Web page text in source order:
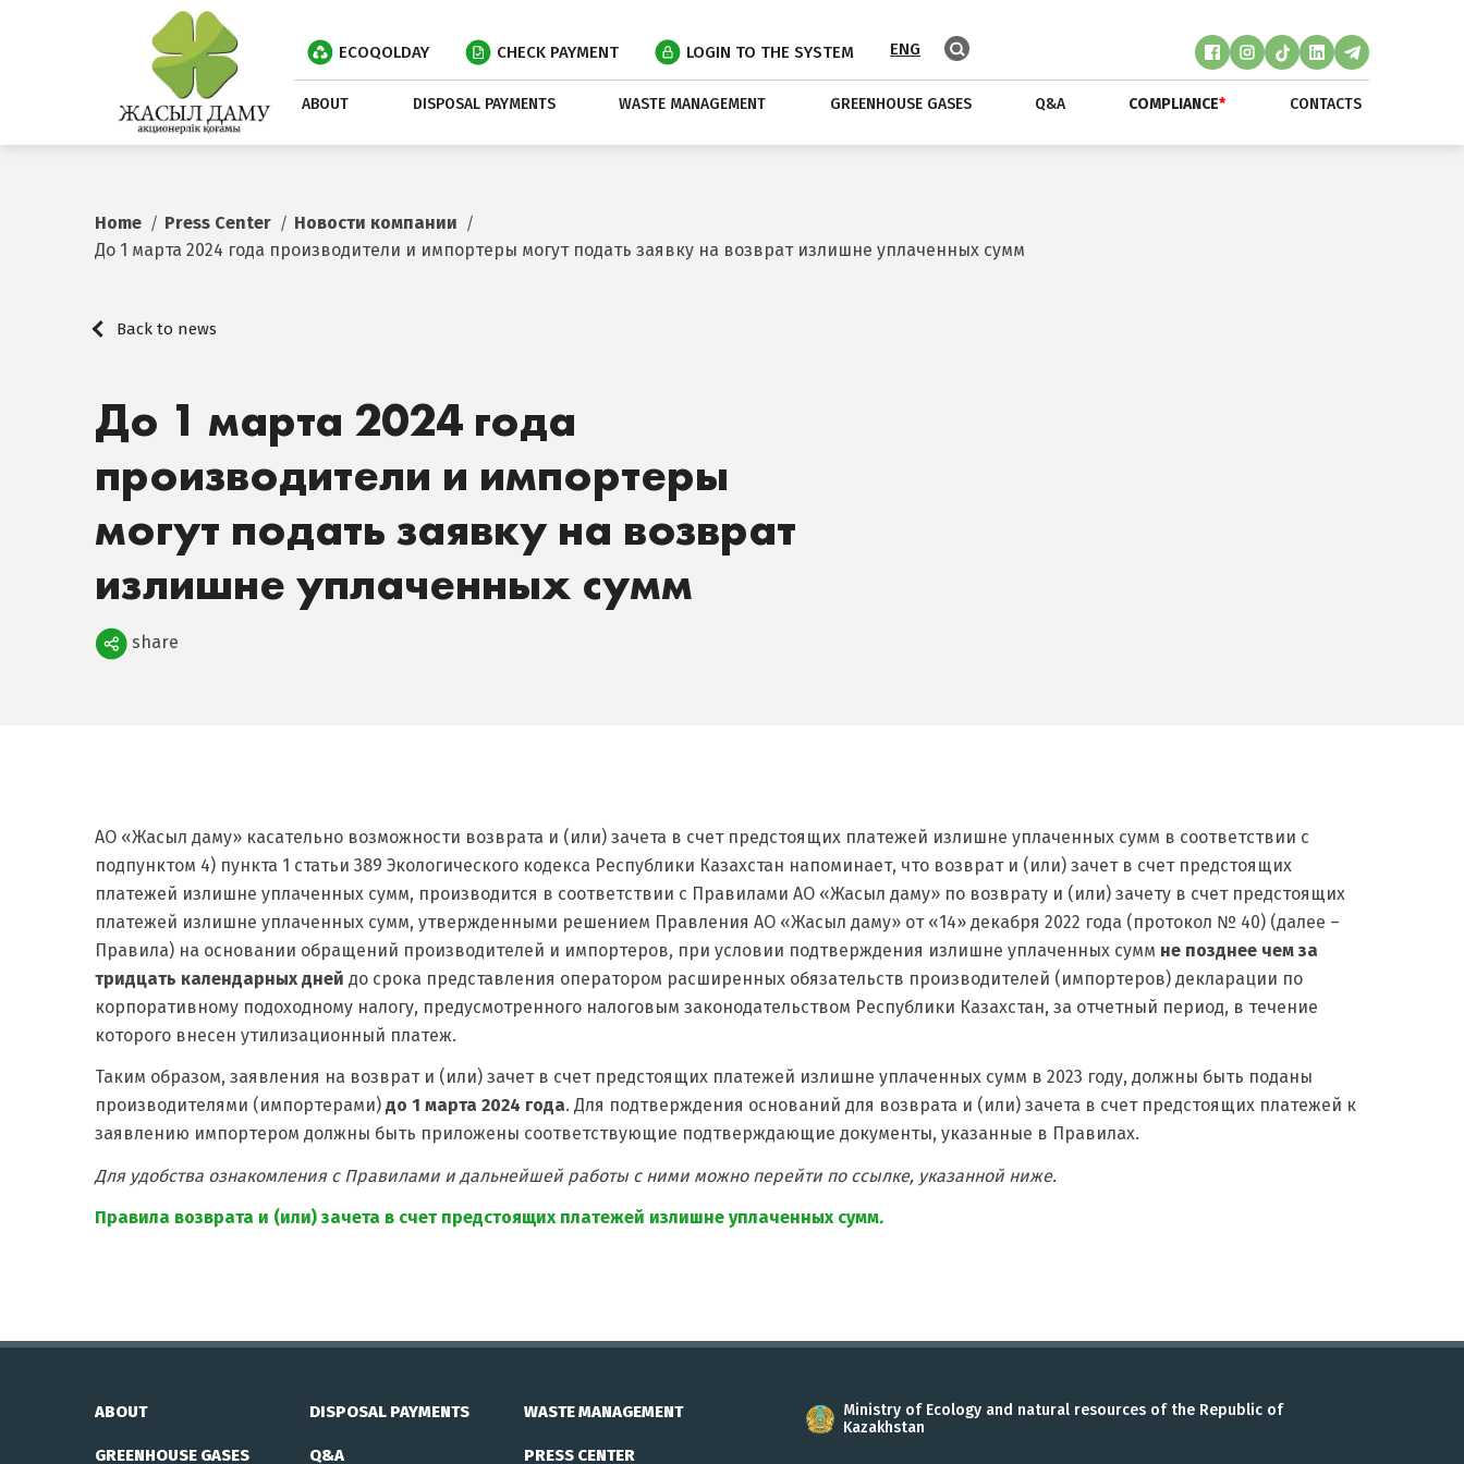
ECOQOLDAY CHECK PAYMENT LOGIN TO THE SYSTEM ENG
ABOUT DISPOSAL PAYMENTS WASTE MANAGEMENT GREENHOUSE GASES Q&A COMPLIANCE* CONTACTS
Home Press Center
Новости компании
До 1 марта 2024 года производители и импортеры могут подать заявку на возврат излишне уплаченных сумм
Back to news
До 1 марта 2024 года
производители и импортеры
могут подать заявку на возврат
излишне уплаченных сумм
Поделиться
share
АО «Жасыл даму» касательно возможности возврата и (или) зачета в счет предстоящих платежей излишне уплаченных сумм в соответствии с
подпунктом 4) пункта 1 статьи 389 Экологического кодекса Республики Казахстан напоминает, что возврат и (или) зачет в счет предстоящих
платежей излишне уплаченных сумм, производится в соответствии с Правилами АО «Жасыл даму» по возврату и (или) зачету в счет предстоящих
платежей излишне уплаченных сумм, утвержденными решением Правления АО «Жасыл даму» от «14» декабря 2022 года (протокол № 40) (далее –
Правила) на основании обращений производителей и импортеров, при условии подтверждения излишне уплаченных сумм не позднее чем за
тридцать календарных дней до срока представления оператором расширенных обязательств производителей (импортеров) декларации по
корпоративному подоходному налогу, предусмотренного налоговым законодательством Республики Казахстан, за отчетный период, в течение
которого внесен утилизационный платеж.
Таким образом, заявления на возврат и (или) зачет в счет предстоящих платежей излишне уплаченных сумм в 2023 году, должны быть поданы
производителями (импортерами) до 1 марта 2024 года. Для подтверждения оснований для возврата и (или) зачета в счет предстоящих платежей к
заявлению импортером должны быть приложены соответствующие подтверждающие документы, указанные в Правилах.
Для удобства ознакомления с Правилами и дальнейшей работы с ними можно перейти по ссылке, указанной ниже.
Правила возврата и (или) зачета в счет предстоящих платежей излишне уплаченных сумм.
ABOUT
GREENHOUSE GASES
DISPOSAL PAYMENTS
Q&A
WASTE MANAGEMENT
PRESS CENTER
Ministry of Ecology and natural resources of the Republic of
Kazakhstan